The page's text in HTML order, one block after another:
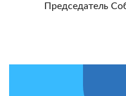
Председатель